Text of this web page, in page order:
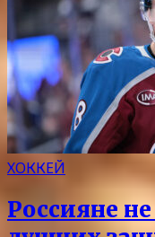
ХОККЕЙ
Россияне